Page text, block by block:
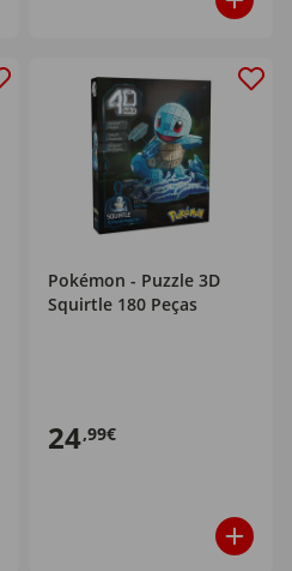
Pokémon - Puzzle 3D
Squirtle 180 Peças
24,99€